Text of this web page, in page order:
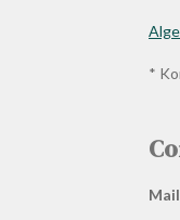
*
Mail